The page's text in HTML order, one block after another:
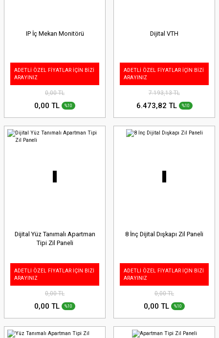
IP İç Mekan Monitörü
ADETLİ ÖZEL FİYATLAR İÇİN BİZİ
ARAYINIZ
0,00 TL
0,00 TL %10
Dijital VTH
ADETLİ ÖZEL FİYATLAR İÇİN BİZİ
ARAYINIZ
7.193,13 TL
6.473,82 TL %10
Dijital Yüz Tanımalı Apartman
Tipi Zil Paneli
ADETLİ ÖZEL FİYATLAR İÇİN BİZİ
ARAYINIZ
0,00 TL
0,00 TL %10
8 İnç Dijital Dışkapı Zil Paneli
ADETLİ ÖZEL FİYATLAR İÇİN BİZİ
ARAYINIZ
0,00 TL
0,00 TL %10